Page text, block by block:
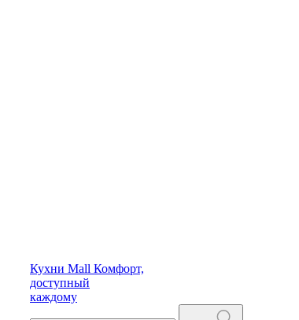
Кухни Mall Комфорт,
доступный
каждому